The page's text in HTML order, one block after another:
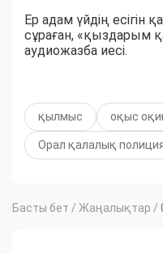
Ер адам үйдің есігін
сұраған, «қыздарым
аудиожазба иесі.
қылмыс оқыс
Орал қалалық
Басты бет / Жаңалықтар /